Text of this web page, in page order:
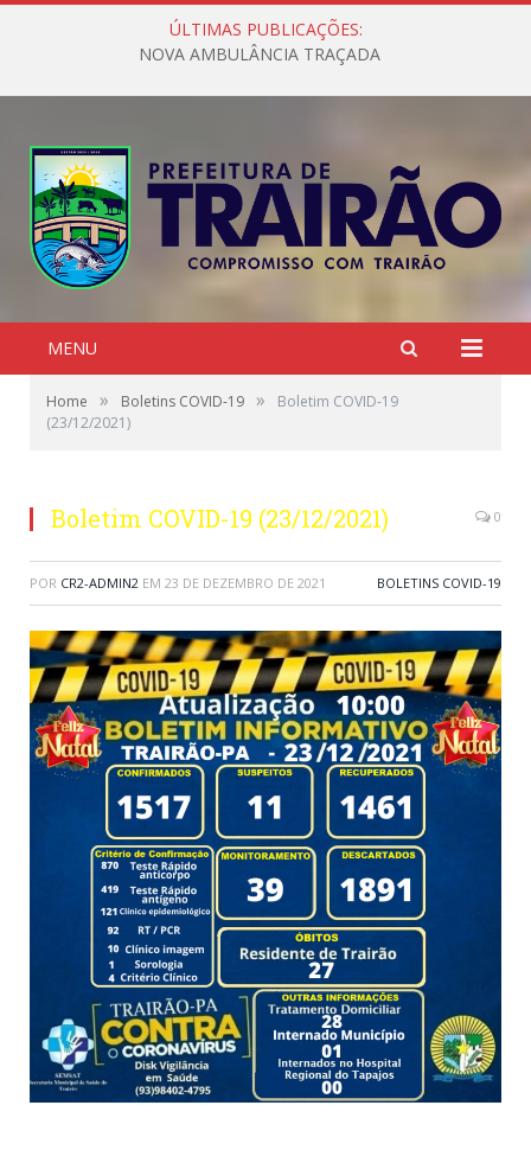
ÚLTIMAS PUBLICAÇÕES:
NOVA AMBULÂNCIA TRAÇADA
MENU
Home » Boletins COVID-19 »
Boletim COVID-19
(23/12/2021)
Boletim COVID-19 (23/12/2021) 0
POR CR2-ADMIN2 EM 23 DE DEZEMBRO DE 2021 BOLETINS COVID-19